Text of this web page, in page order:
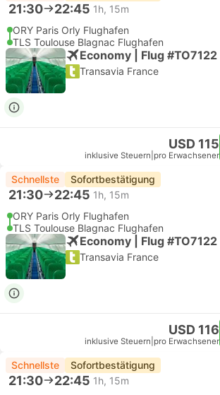
21:30 22:45 1h, 15m
ORY Paris Orly Flughafen
TLS Toulouse Blagnac Flughafen
Economy | Flug #TO7122
Transavia France
USD 115
inklusive Steuern pro Erwachsener
Schnellste Sofortbestätigung
21:30 22:45 1h, 15m
ORY Paris Orly Flughafen
TLS Toulouse Blagnac Flughafen
Economy | Flug #TO7122
Transavia France
USD 116
inklusive Steuern pro Erwachsener
Schnellste Sofortbestätigung
21:30 22:45 1h, 15m